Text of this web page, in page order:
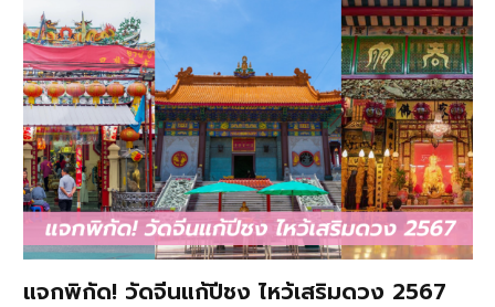
แจกพิกัด! วัดจีนแก้ปีชง ไหว้เสริมดวง 2567